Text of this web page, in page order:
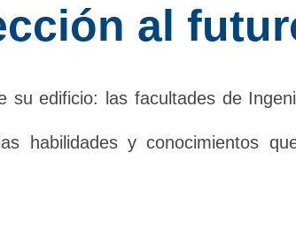
al
su edificio: las facultades de
habilidades y conocimientos